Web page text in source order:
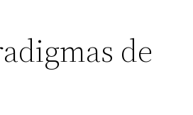
de